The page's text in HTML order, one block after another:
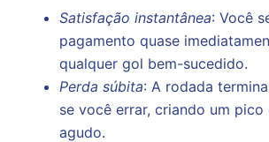
Satisfação instantânea: Você
pagamento quase
qualquer gol bem-sucedido.
Perda súbita: A rodada
se você errar, criando um pico
agudo.